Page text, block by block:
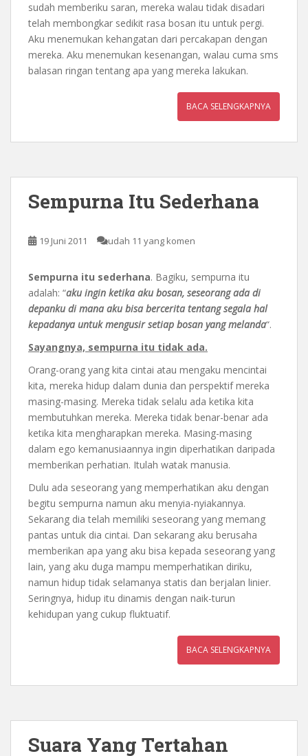
sudah memberiku saran, mereka walau tidak disadari
telah membongkar sedikit rasa bosan itu untuk pergi.
Aku menemukan kehangatan dari percakapan dengan
mereka. Aku menemukan kesenangan, walau cuma sms
balasan ringan tentang apa yang mereka lakukan.
BACA SELENGKAPNYA
Sempurna Itu Sederhana
19 Juni 2011 udah 11 yang komen
Sempurna itu sederhana. Bagiku, sempurna itu
adalah: “aku ingin ketika aku bosan, seseorang ada di
depanku di mana aku bisa bercerita tentang segala hal
kepadanya untuk mengusir setiap bosan yang melanda“.
Sayangnya, sempurna itu tidak ada.
Orang-orang yang kita cintai atau mengaku mencintai
kita, mereka hidup dalam dunia dan perspektif mereka
masing-masing. Mereka tidak selalu ada ketika kita
membutuhkan mereka. Mereka tidak benar-benar ada
ketika kita mengharapkan mereka. Masing-masing
dalam ego kemanusiaannya ingin diperhatikan daripada
memberikan perhatian. Itulah watak manusia.
Dulu ada seseorang yang memperhatikan aku dengan
begitu sempurna namun aku menyia-nyiakannya.
Sekarang dia telah memiliki seseorang yang memang
pantas untuk dia cintai. Dan sekarang aku berusaha
memberikan apa yang aku bisa kepada seseorang yang
lain, yang aku duga mampu memperhatikan diriku,
namun hidup tidak selamanya statis dan berjalan linier.
Seringnya, hidup itu dinamis dengan naik-turun
kehidupan yang cukup fluktuatif.
BACA SELENGKAPNYA
Suara Yang Tertahan